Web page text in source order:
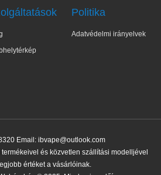
Politika
Adatvédelmi irányelvek
Email: ibvape@outlook.com
és közvetlen szállítási modelljével
értéket a vásárlóinak.